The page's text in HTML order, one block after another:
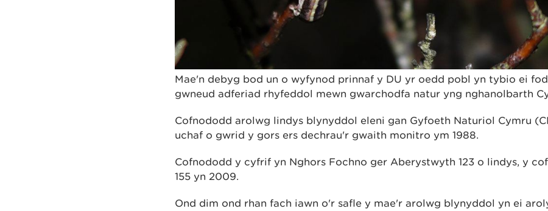
Mae'n debyg bod un o wyfynod prinnaf y DU yr oedd pobl yn tybio ei
gwneud adferiad rhyfeddol mewn gwarchodfa natur yng nghanolbarth
Cofnododd arolwg lindys blynyddol eleni gan Gyfoeth Naturiol Cymru
uchaf o gwrid y gors ers dechrau'r gwaith monitro ym 1988.
Cofnododd y cyfrif yn Nghors Fochno ger Aberystwyth 123 o lindys, y
155 yn 2009.
Ond dim ond rhan fach iawn o'r safle y mae'r arolwg blynyddol yn ei